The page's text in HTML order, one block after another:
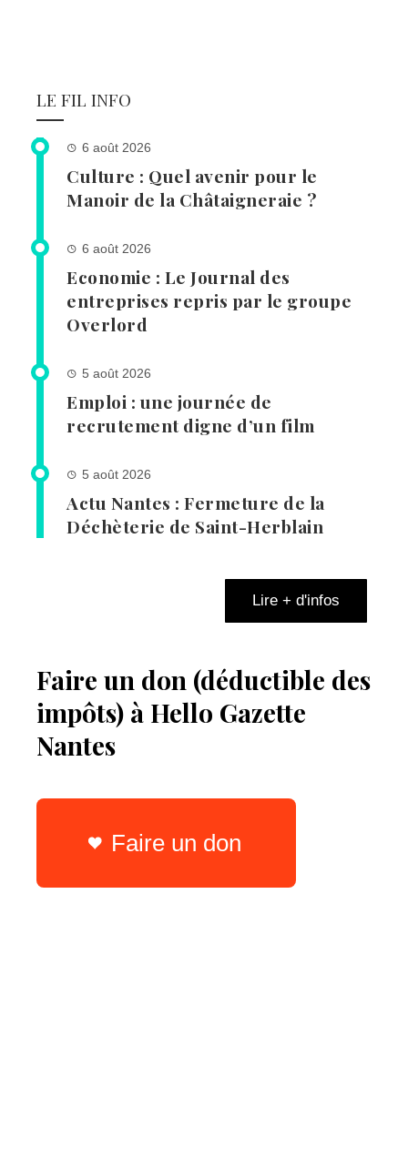
LE FIL INFO
6 août 2026
Culture : Quel avenir pour le
Manoir de la Châtaigneraie ?
6 août 2026
Economie : Le Journal des
entreprises repris par le groupe
Overlord
5 août 2026
Emploi : une journée de
recrutement digne d’un film
5 août 2026
Actu Nantes : Fermeture de la
Déchèterie de Saint-Herblain
Lire + d'infos
Faire un don (déductible des
impôts) à Hello Gazette
Nantes
Faire un don